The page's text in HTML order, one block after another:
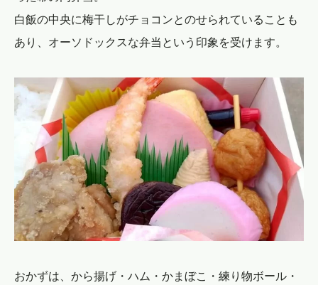
白飯の中央に梅干しがチョコンとのせられていることも
あり、オーソドックスな弁当という印象を受けます。
おかずは、から揚げ・ハム・かまぼこ・練り物ボール・